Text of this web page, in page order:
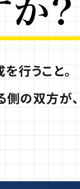
行うこと。
側の双方が、